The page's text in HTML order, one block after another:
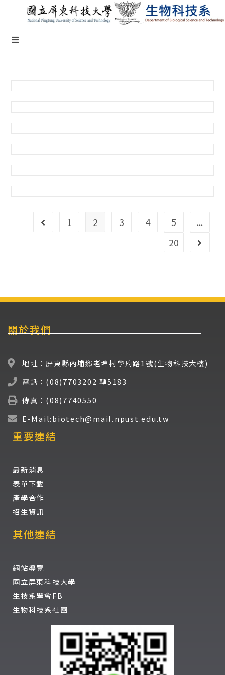
1 2 3 4 5
...
20
關於我們
地址：屏東縣內埔鄉老埤村學府路1號(生物科技大樓)
電話：(08)7703202 轉5183
傳真：(08)7740550
E-Mail:biotech@mail.npust.edu.tw
重要連結
最新消息
表單下載
產學合作
招生資訊
其他連結
網站導覽
國立屏東科技大學
生技系學會FB
生物科技系社團